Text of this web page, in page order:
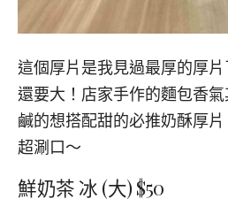
這個厚片是我見過最厚的厚
還要大！店家手作的麵包香
鹹的想搭配甜的必推奶酥厚
超涮口～
鮮奶茶 冰 (大) $50